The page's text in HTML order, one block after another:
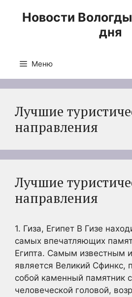
Новости
дня
Меню
Лучшие
направления
Лучшие
направления
1. Гиза, Египет В Гизе
самых впечатляющих
Египта. Самым известным
является Великий Сфинкс,
собой каменный памятник
человеческой головой,